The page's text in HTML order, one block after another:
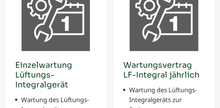
Einzelwartung
Lüftungs-
Integralgerät
Wartung des Lüftungs-
Wartungsvertrag
LF-Integral jährlich
Wartung des Lüftungs-
Integralgeräts zur